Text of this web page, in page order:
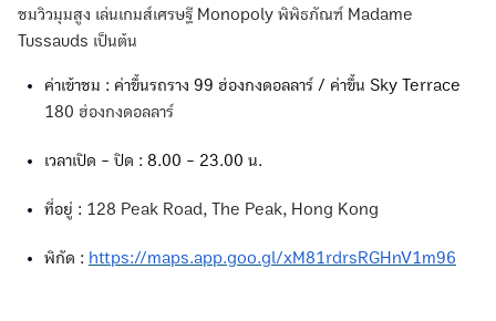
ชมวิวมุมสูง เล่นเกมส์เศรษฐี Monopoly พิพิธภัณฑ์ Madame
Tussauds เป็นต้น
ค่าเข้าชม : ค่าขึ้นรถราง 99 ฮ่องกงดอลลาร์ / ค่าขึ้น Sky Terrace
180 ฮ่องกงดอลลาร์
เวลาเปิด - ปิด : 8.00 - 23.00 น.
ที่อยู่ : 128 Peak Road, The Peak, Hong Kong
พิกัด : https://maps.app.goo.gl/xM81rdrsRGHnV1m96